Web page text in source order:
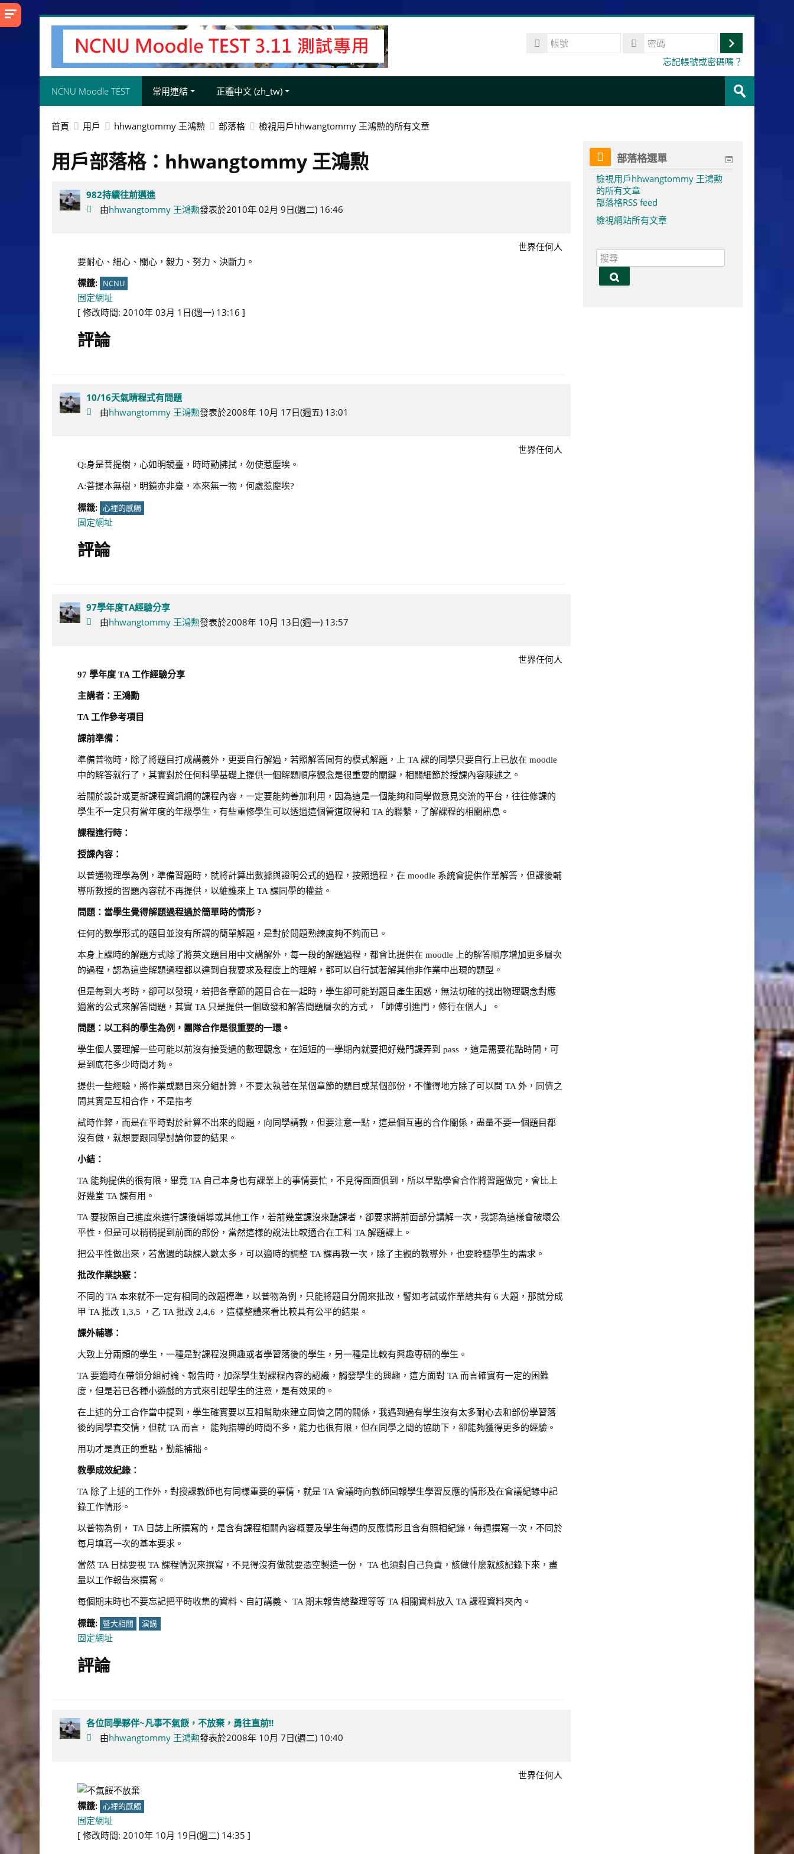
跳
登
忘記帳號或密碼嗎？
NCNU Moodle TEST 常用連結 正體中文 ‎(zh_tw)‎
課
送
出
首頁 用戶 hhwangtommy 王鴻勲 部落格 檢視用戶hhwangtommy 王鴻勲的所有文章
用戶部落格：hhwangtommy 王鴻勲
982持續往前邁進
由hhwangtommy 王鴻勲發表於2010年 02月 9日(週二) 16:46
世界任何人
要耐心、細心、關心，毅力、努力、決斷力。
標籤: NCNU
固定網址
[ 修改時間: 2010年 03月 1日(週一) 13:16 ]
評論
10/16天氣晴程式有問題
由hhwangtommy 王鴻勲發表於2008年 10月 17日(週五) 13:01
世界任何人
Q:身是菩提樹，心如明鏡臺，時時勤拂拭，勿使惹塵埃。
A:菩提本無樹，明鏡亦非臺，本來無一物，何處惹塵埃?
標籤: 心裡的感觸
固定網址
評論
97學年度TA經驗分享
由hhwangtommy 王鴻勲發表於2008年 10月 13日(週一) 13:57
世界任何人
97學年度TA 工作經驗分享
主講者：王鴻勳
TA 工作參考項目
課前準備：
準備普物時，除了將題目打成講義外，更要自行解過，若照解答固有的模式解題，上 TA 課的同學只要自行上已放在 moodle
中的解答就行了，其實對於任何科學基礎上提供一個解題順序觀念是很重要的關鍵，相關細節於授課內容陳述之。
若關於設計或更新課程資訊網的課程內容，一定要能夠善加利用，因為這是一個能夠和同學做意見交流的平台，往往修課的
學生不一定只有當年度的年級學生，有些重修學生可以透過這個管道取得和 TA 的聯繫，了解課程的相關訊息。
課程進行時：
授課內容：
以普通物理學為例，準備習題時，就將計算出數據與證明公式的過程，按照過程，在 moodle 系統會提供作業解答，但課後輔
導所教授的習題內容就不再提供，以維護來上 TA 課同學的權益。
問題：當學生覺得解題過程過於簡單時的情形 ?
任何的數學形式的題目並沒有所謂的簡單解題，是對於問題熟練度夠不夠而已。
本身上課時的解題方式除了將英文題目用中文講解外，每一段的解題過程，都會比提供在 moodle 上的解答順序增加更多層次
的過程，認為這些解題過程都以達到自我要求及程度上的理解，都可以自行試著解其他非作業中出現的題型。
但是每到大考時，卻可以發現，若把各章節的題目合在一起時，學生卻可能對題目產生困惑，無法切確的找出物理觀念對應
適當的公式來解答問題，其實 TA 只是提供一個啟發和解答問題層次的方式，「師傅引進門，修行在個人」。
問題：以工科的學生為例，團隊合作是很重要的一環。
學生個人要理解一些可能以前沒有接受過的數理觀念，在短短的一學期內就要把好幾門課弄到 pass ，這是需要花點時間，可
是到底花多少時間才夠。
提供一些經驗，將作業或題目來分組計算，不要太執著在某個章節的題目或某個部份，不懂得地方除了可以問 TA 外，同儕之
間其實是互相合作，不是指考
試時作弊，而是在平時對於計算不出來的問題，向同學請教，但要注意一點，這是個互惠的合作關係，盡量不要一個題目都
沒有做，就想要跟同學討論你要的結果。
小結：
TA 能夠提供的很有限，畢竟 TA 自己本身也有課業上的事情要忙，不見得面面俱到，所以早點學會合作將習題做完，會比上
好幾堂 TA 課有用。
TA 要按照自己進度來進行課後輔導或其他工作，若前幾堂課沒來聽課者，卻要求將前面部分講解一次，我認為這樣會破壞公
平性，但是可以稍稍提到前面的部份，當然這樣的說法比較適合在工科 TA 解題課上。
把公平性做出來，若當週的缺課人數太多，可以適時的調整 TA 課再教一次，除了主觀的教導外，也要聆聽學生的需求。
批改作業訣竅：
不同的 TA 本來就不一定有相同的改題標準，以普物為例，只能將題目分開來批改，譬如考試或作業總共有 6 大題，那就分成
甲 TA 批改 1,3,5 ，乙 TA 批改 2,4,6 ，這樣整體來看比較具有公平的結果。
課外輔導：
大致上分兩類的學生，一種是對課程沒興趣或者學習落後的學生，另一種是比較有興趣專研的學生。
TA 要適時在帶領分組討論、報告時，加深學生對課程內容的認識，觸發學生的興趣，這方面對 TA 而言確實有一定的困難
度，但是若已各種小遊戲的方式來引起學生的注意，是有效果的。
在上述的分工合作當中提到，學生確實要以互相幫助來建立同儕之間的關係，我遇到過有學生沒有太多耐心去和部份學習落
後的同學套交情，但就 TA 而言， 能夠指導的時間不多，能力也很有限，但在同學之間的協助下，卻能夠獲得更多的經驗。
用功才是真正的重點，勤能補拙。
教學成效紀錄：
TA 除了上述的工作外，對授課教師也有同樣重要的事情，就是 TA 會議時向教師回報學生學習反應的情形及在會議紀錄中記
錄工作情形。
以普物為例， TA 日誌上所撰寫的，是含有課程相關內容概要及學生每週的反應情形且含有照相紀錄，每週撰寫一次，不同於
每月填寫一次的基本要求。
當然 TA 日誌要視 TA 課程情況來撰寫，不見得沒有做就要憑空製造一份， TA 也須對自己負責，該做什麼就該記錄下來，盡
量以工作報告來撰寫。
每個期末時也不要忘記把平時收集的資料、自訂講義、 TA 期末報告總整理等等 TA 相關資料放入 TA 課程資料夾內。
標籤: 暨大相關 演講
固定網址
評論
各位同學夥伴~凡事不氣餒，不放棄，勇往直前!!
由hhwangtommy 王鴻勲發表於2008年 10月 7日(週二) 10:40
世界任何人
標籤: 心裡的感觸
固定網址
[ 修改時間: 2010年 10月 19日(週二) 14:35 ]
部落格選單
檢視用戶hhwangtommy 王鴻勲
的所有文章
部落格RSS feed
檢視網站所有文章
搜
尋
搜